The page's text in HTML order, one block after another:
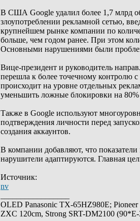
В США Google удалил более 1,7 млрд
злоупотреблении рекламной сетью,
крупнейшем рынке компании по
больше, чем годом ранее. При этом
Основными нарушениями были
Вице-президент и руководитель
перешла к более точечному контролю
происходит на уровне отдельных
уменьшить ложные блокировки на 80%
Также в Google используют
подтверждения личности перед
создания аккаунтов.
В компании добавляют, что
нарушители адаптируются. Главная
Источник:
nv
OLED Panasonic TX-65HZ980E;
ZXC 120cm, Strong SRT-DM2100